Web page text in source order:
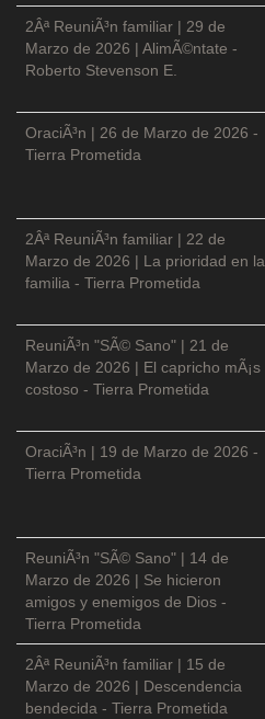
2Âª ReuniÃ³n familiar | 29 de
Marzo de 2026 | AlimÃ©ntate -
Roberto Stevenson E.
OraciÃ³n | 26 de Marzo de 2026 -
Tierra Prometida
2Âª ReuniÃ³n familiar | 22 de
Marzo de 2026 | La prioridad en la
familia - Tierra Prometida
ReuniÃ³n "SÃ© Sano" | 21 de
Marzo de 2026 | El capricho mÃ¡s
costoso - Tierra Prometida
OraciÃ³n | 19 de Marzo de 2026 -
Tierra Prometida
ReuniÃ³n "SÃ© Sano" | 14 de
Marzo de 2026 | Se hicieron
amigos y enemigos de Dios -
Tierra Prometida
2Âª ReuniÃ³n familiar | 15 de
Marzo de 2026 | Descendencia
bendecida - Tierra Prometida